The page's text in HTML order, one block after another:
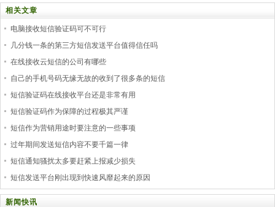
相关文章
电脑接收短信验证码可不可行
几分钱一条的第三方短信发送平台值得信任吗
在线接收云短信的公司有哪些
自己的手机号码无缘无故的收到了很多条的短信
短信验证码在线接收平台还是非常有用
短信验证码作为保障的过程极其严谨
短信作为营销用途时要注意的一些事项
过年期间发送短信内容不要千篇一律
短信通知骚扰太多要赶紧上报减少损失
短信发送平台刚出现到快速风靡起来的原因
新闻快讯